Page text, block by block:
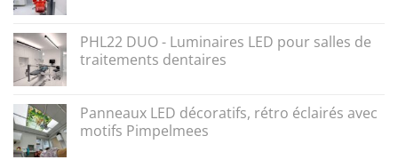
PHL22 DUO - Luminaires LED pour salles de
traitements dentaires
Panneaux LED décoratifs, rétro éclairés avec
motifs Pimpelmees